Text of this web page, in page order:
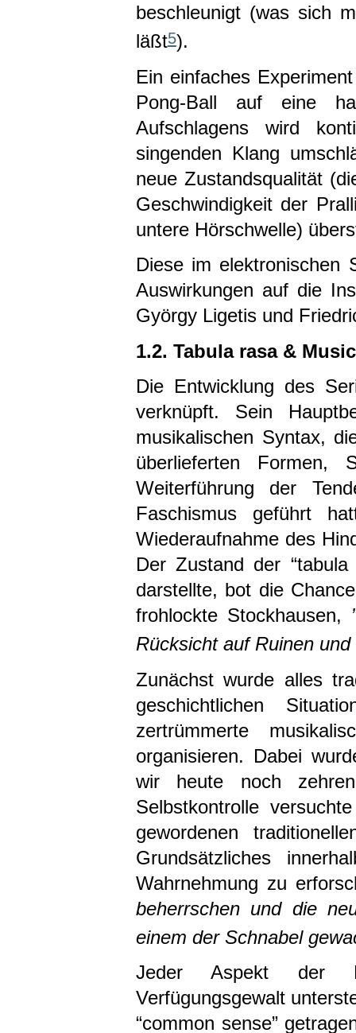
beschleunigt (was sich
läßt5).
Ein einfaches
Pong-Ball auf eine
Aufschlagens wird
singenden Klang
neue Zustandsqualität
Geschwindigkeit der
untere Hörschwelle)
Diese im elektronischen
Auswirkungen auf die
György Ligetis und
1.2. Tabula rasa &
Die Entwicklung des
verknüpft. Sein
musikalischen Syntax,
überlieferten Formen,
Weiterführung der
Faschismus geführt
Wiederaufnahme des
Der Zustand der
darstellte, bot die
frohlockte Stockhausen,
Rücksicht auf Ruinen
Zunächst wurde alles
geschichtlichen
zertrümmerte
organisieren. Dabei
wir heute noch
Selbstkontrolle
gewordenen
Grundsätzliches
Wahrnehmung zu
beherrschen und die
einem der Schnabel
Jeder Aspekt der
Verfügungsgewalt
“common sense”